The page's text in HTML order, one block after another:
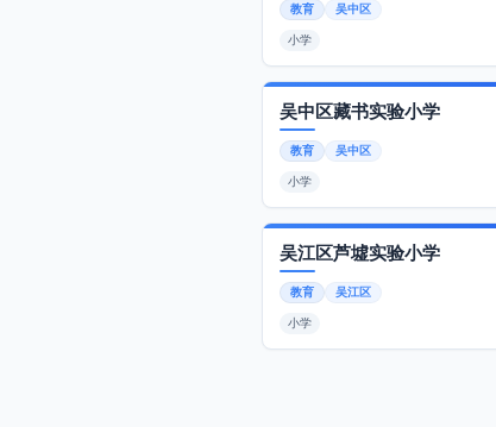
教育 吴中区
小学
吴中区藏书实验小学
教育 吴中区
小学
吴江区芦墟实验小学
教育 吴江区
小学